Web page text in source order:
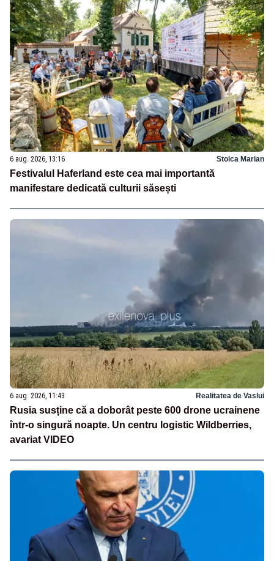
6 aug. 2026, 13:16 Stoica Marian
Festivalul Haferland este cea mai importantă
manifestare dedicată culturii săsești
6 aug. 2026, 11:43 Realitatea de Vaslui
Rusia susține că a doborât peste 600 drone ucrainene
într-o singură noapte. Un centru logistic Wildberries,
avariat VIDEO